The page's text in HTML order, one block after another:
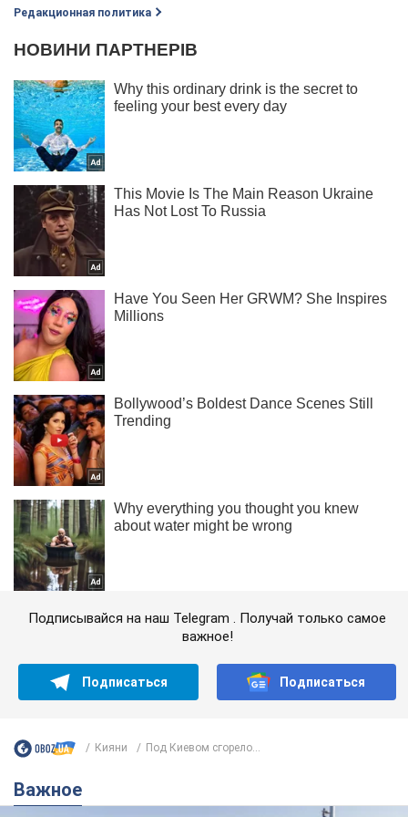
Редакционная политика
Подписывайся на наш Telegram . Получай только самое
важное!
Подписаться Подписаться
Кияни Под Киевом сгорело...
Важное